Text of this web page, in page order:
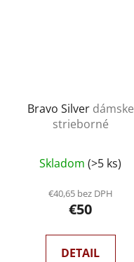
Bravo Silver dámske
strieborné
Skladom (>5 ks)
€40,65 bez DPH
€50
DETAIL